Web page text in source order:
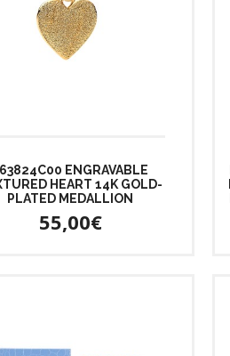
ENGRAVABLE
HEART 14K GOLD-
PLATED MEDALLION
55,00€